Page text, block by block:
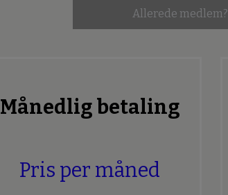
Allerede medlem?
Månedlig betaling
Pris per måned